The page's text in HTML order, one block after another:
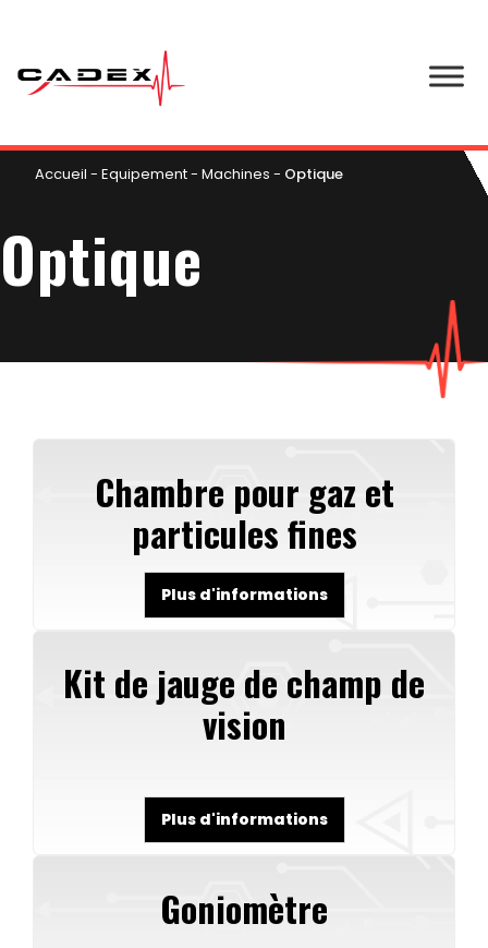
Accueil - Equipement- Machines - Optique
Optique
Chambre pour gaz et
particules fines
Plus d'informations
Kit de jauge de champ de
vision
Plus d'informations
Goniomètre